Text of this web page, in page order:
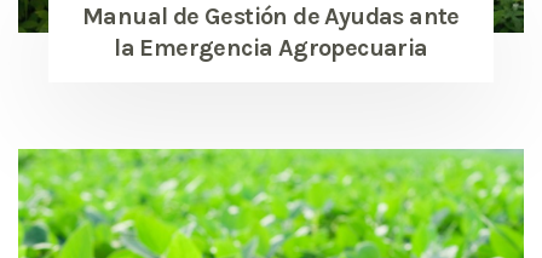
Manual de Gestión de Ayudas ante
la Emergencia Agropecuaria